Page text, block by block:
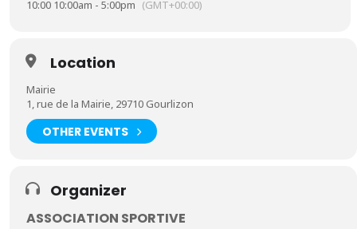
10:00 10:00am - 5:00pm (GMT+00:00)
Location
Mairie
1, rue de la Mairie, 29710 Gourlizon
OTHER EVENTS
Organizer
ASSOCIATION SPORTIVE